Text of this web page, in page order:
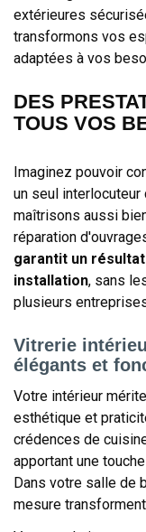
extérieures
transformons vos
adaptées à vos
DES
TOUS VOS
Imaginez pouvoir
un seul interlocuteur
maîtrisons aussi
réparation
garantit un
installation, sans
plusieurs
Vitrerie
élégants et
Votre intérieur
esthétique et
crédences de
apportant une
Dans votre salle de
mesure